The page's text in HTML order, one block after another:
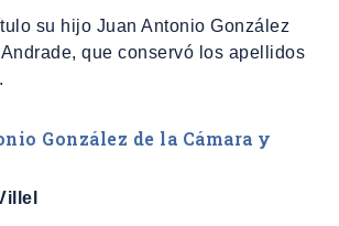
su hijo Juan Antonio González
que conservó los apellidos
González de la Cámara y